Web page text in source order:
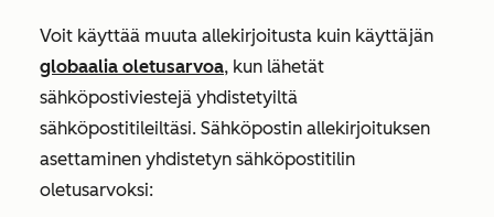
Voit käyttää muuta allekirjoitusta kuin käyttäjän
globaalia oletusarvoa, kun lähetät
sähköpostiviestejä yhdistetyiltä
sähköpostitileiltäsi. Sähköpostin allekirjoituksen
asettaminen yhdistetyn sähköpostitilin
oletusarvoksi: